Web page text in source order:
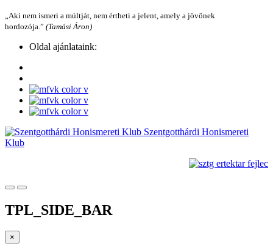
„Aki nem ismeri a múltját, nem értheti a jelent, amely a jövőnek
hordozója.” (Tamási Áron)
Oldal ajánlataink:
Szentgotthárdi Honismereti
Klub
TPL_SIDE_BAR
×